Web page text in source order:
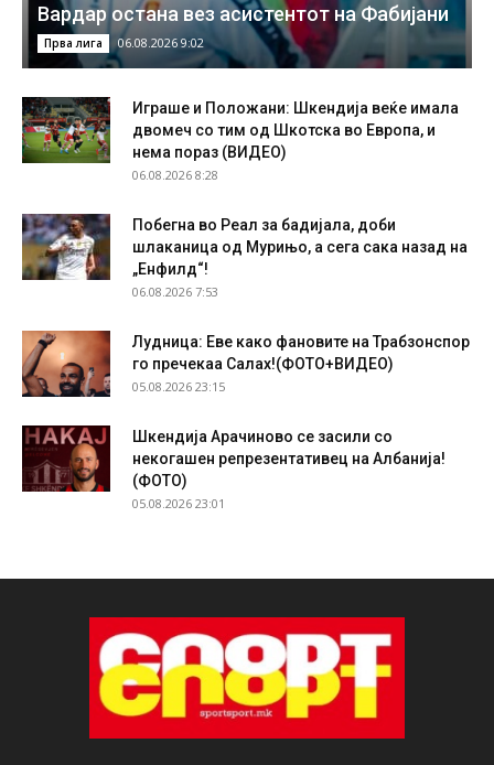
Вардар остана вез асистентот на Фабијани
Прва лига 06.08.2026 9:02
Играше и Положани: Шкендија веќе имала
двомеч со тим од Шкотска во Европа, и
нема пораз (ВИДЕО)
06.08.2026 8:28
Побегна во Реал за бадијала, доби
шлаканица од Мурињо, а сега сака назад на
„Енфилд“!
06.08.2026 7:53
Лудница: Еве како фановите на Трабзонспор
го пречекаа Салах!(ФОТО+ВИДЕО)
05.08.2026 23:15
Шкендија Арачиново се засили со
некогашен репрезентативец на Албанија!
(ФОТО)
05.08.2026 23:01